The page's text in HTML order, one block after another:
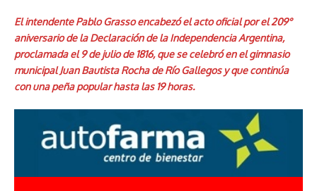
El intendente Pablo Grasso encabezó el acto oficial por el 209°
aniversario de la Declaración de la Independencia Argentina,
proclamada el 9 de julio de 1816, que se celebró en el gimnasio
municipal Juan Bautista Rocha de Río Gallegos y que continúa
con una peña popular hasta las 19 horas.